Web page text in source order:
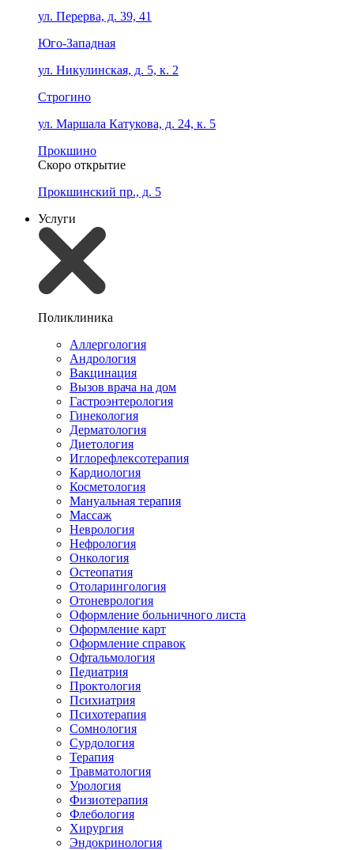
ул. Перерва, д. 39, 41
Юго-Западная
ул. Никулинская, д. 5, к. 2
Строгино
ул. Маршала Катукова, д. 24, к. 5
Прокшино
Скоро открытие
Прокшинский пр., д. 5
Услуги
Поликлиника
Аллергология
Андрология
Вакцинация
Вызов врача на дом
Гастроэнтерология
Гинекология
Дерматология
Диетология
Иглорефлексотерапия
Кардиология
Косметология
Мануальная терапия
Массаж
Неврология
Нефрология
Онкология
Остеопатия
Отоларингология
Отоневрология
Оформление больничного листа
Оформление карт
Оформление справок
Офтальмология
Педиатрия
Проктология
Психиатрия
Психотерапия
Сомнология
Сурдология
Терапия
Травматология
Урология
Физиотерапия
Флебология
Хирургия
Эндокринология